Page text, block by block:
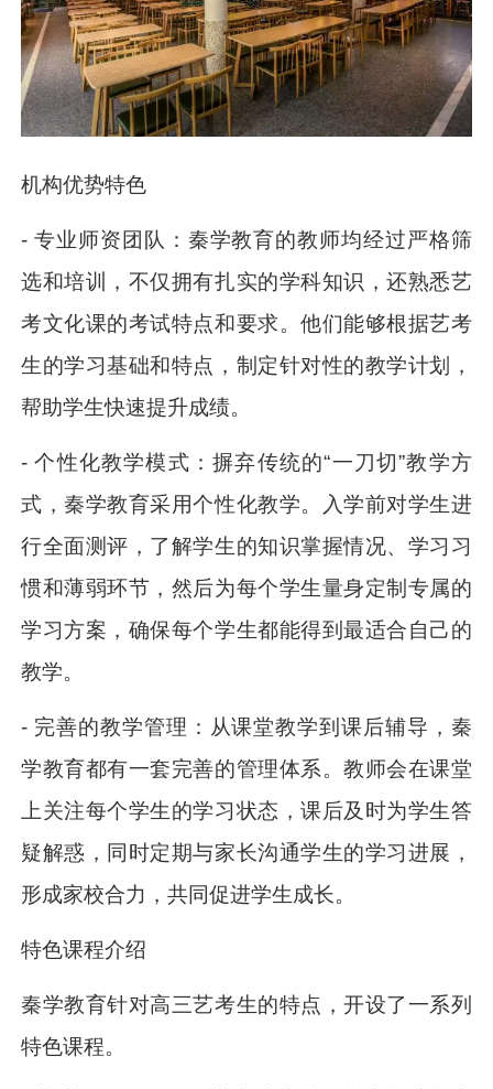
机构优势特色
- 专业师资团队：秦学教育的教师均经过严格筛
选和培训，不仅拥有扎实的学科知识，还熟悉艺
考文化课的考试特点和要求。他们能够根据艺考
生的学习基础和特点，制定针对性的教学计划，
帮助学生快速提升成绩。
- 个性化教学模式：摒弃传统的“一刀切”教学方
式，秦学教育采用个性化教学。入学前对学生进
行全面测评，了解学生的知识掌握情况、学习习
惯和薄弱环节，然后为每个学生量身定制专属的
学习方案，确保每个学生都能得到最适合自己的
教学。
- 完善的教学管理：从课堂教学到课后辅导，秦
学教育都有一套完善的管理体系。教师会在课堂
上关注每个学生的学习状态，课后及时为学生答
疑解惑，同时定期与家长沟通学生的学习进展，
形成家校合力，共同促进学生成长。
特色课程介绍
秦学教育针对高三艺考生的特点，开设了一系列
特色课程。